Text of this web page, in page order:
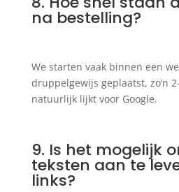
na bestelling?
We starten vaak binnen een
druppelgewijs geplaatst, zo’n
natuurlijk lijkt voor Google.
9. Is het mogelijk
teksten aan te
links?